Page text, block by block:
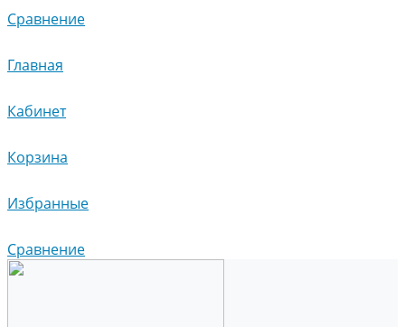
Сравнение
Главная
Кабинет
Корзина
Избранные
Сравнение